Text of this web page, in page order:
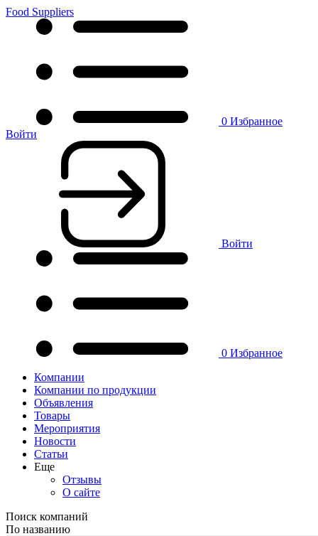
Food Suppliers
0 Избранное
Войти
Войти
0 Избранное
Компании
Компании по продукции
Объявления
Товары
Мероприятия
Новости
Статьи
Еще
Отзывы
О сайте
Поиск компаний
По названию